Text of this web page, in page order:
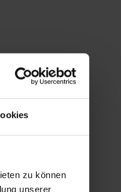
zu können
unserer